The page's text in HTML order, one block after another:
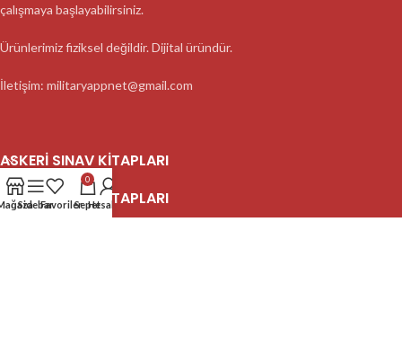
çalışmaya başlayabilirsiniz.
Ürünlerimiz fiziksel değildir. Dijital üründür.
İletişim: militaryappnet@gmail.com
ASKERI SINAV KITAPLARI
ASKERI SINAV KITAPLARI
SidebarFavoriler
0
SepetHesabım